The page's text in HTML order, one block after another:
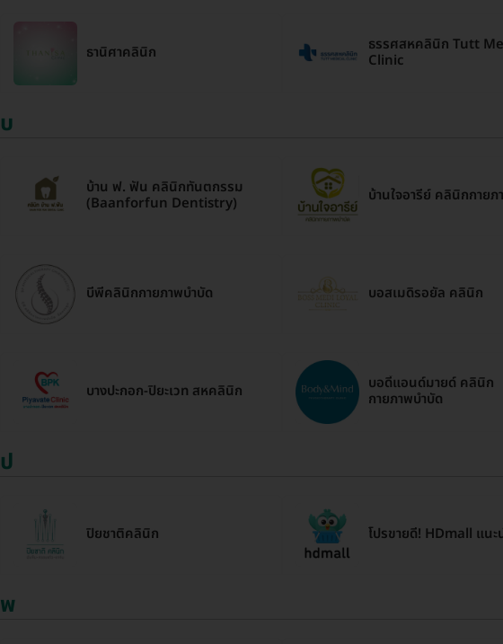
ธานิศาคลินิก ธรรศสหคลินิก Tutt
Clinic
บ
บ้าน ฟ. ฟัน คลินิกทันตกรรม
(Baanforfun Dentistry) บ้านใจอารีย์ คลินิกกาย
บีพีคลินิกกายภาพบำบัด บอสเมดิรอยัล คลินิก
บางปะกอก-ปิยะเวท สหคลินิก บอดี้แอนด์มายด์ คลินิก
กายภาพบำบัด
ป
ปิยชาติคลินิก โปรขายดี! HDmall แนะ
พ